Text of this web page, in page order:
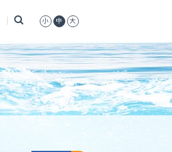
小 中 大